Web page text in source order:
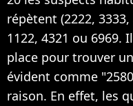
répètent (2222,
1122, 4321 ou 6969.
place pour trouver
évident comme
raison. En effet, les